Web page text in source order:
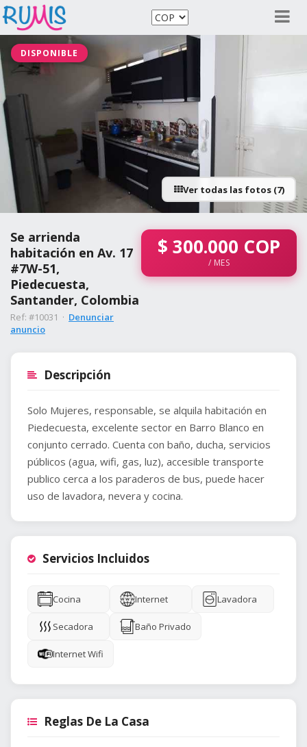
DISPONIBLE
Ver todas las fotos (7)
Se arrienda
habitación en Av. 17
#7W-51,
Piedecuesta,
Santander, Colombia
Ref: #10031 · Denunciar
anuncio
$ 300.000 COP
/ MES
Descripción
Solo Mujeres, responsable, se alquila habitación en
Piedecuesta, excelente sector en Barro Blanco en
conjunto cerrado. Cuenta con baño, ducha, servicios
públicos (agua, wifi, gas, luz), accesible transporte
publico cerca a los paraderos de bus, puede hacer
uso de lavadora, nevera y cocina.
Servicios Incluidos
Cocina Internet Lavadora
Secadora Baño Privado
Internet Wifi
Reglas De La Casa